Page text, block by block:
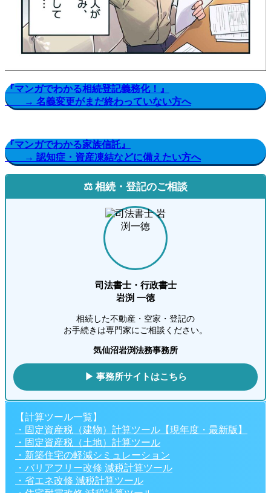
『マンガでわかる相続登記義務化！』
→ 名義変更がまだ終わっていない方へ
『マンガでわかる家族信託』
→ 認知症・資産凍結などに備えたい方へ
⚖️ 相続・登記のご相談
司法書士・行政書士
岩渕 一徳
相続した不動産・空家・登記の
お手続きは専門家にご相談ください。
気仙沼岩渕法務事務所
▶ 事務所サイトはこちら
【計算ツール一覧】
・固定資産税（建物）計算ツール【現年度・最新版】
・固定資産税（土地）計算ツール
・新築住宅の軽減シミュレーション
・バリアフリー改修 減税計算ツール
・省エネ改修 減税計算ツール